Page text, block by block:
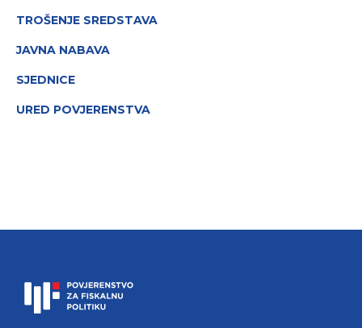
TROŠENJE SREDSTAVA
JAVNA NABAVA
SJEDNICE
URED POVJERENSTVA